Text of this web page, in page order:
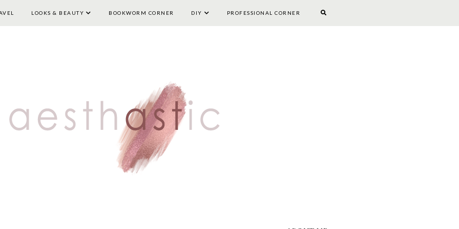
HOME LIFESTYLE TRAVEL LOOKS & BEAUTY BOOKWORM CORNER DIY
LOOKS & BEAUTY BOOKWORM CORNER DIY PROFESSIONAL CORNER